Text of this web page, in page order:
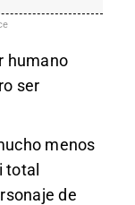
humano
ser
menos
total
de